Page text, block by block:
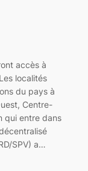
accès à
localités
du pays à
Centre-
qui entre dans
SPV) a…